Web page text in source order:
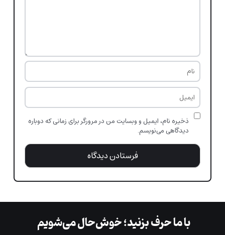
ذخیره نام، ایمیل و وبسایت من در مرورگر برای زمانی که دوباره
دیدگاهی می‌نویسم.
با ما حرف بزنید؛ خوش‌حال می‌شویم